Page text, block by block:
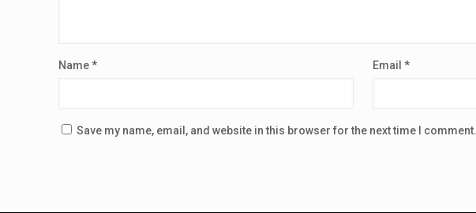
Name* Email*
Save my name, email, and website in this browser for the next time I comment.